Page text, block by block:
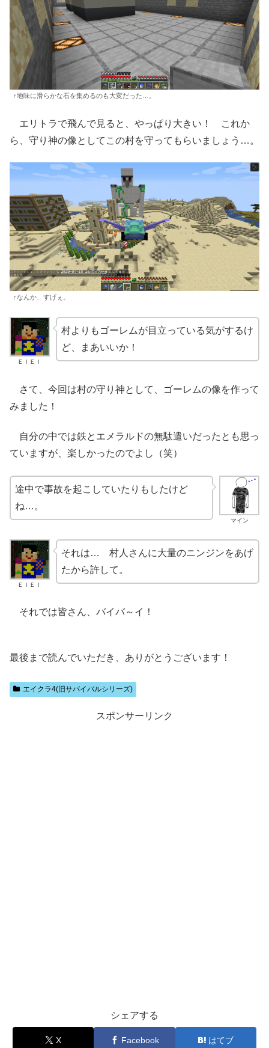
↑地味に滑らかな石を集めるのも大変だった…。
エリトラで飛んで見ると、やっぱり大きい！ これか
ら、守り神の像としてこの村を守ってもらいましょう…。
↑なんか、すげぇ。
ＥＩＥＩ
村よりもゴーレムが目立っている気がするけ
ど、まあいいか！
さて、今回は村の守り神として、ゴーレムの像を作って
みました！
自分の中では鉄とエメラルドの無駄遣いだったとも思っ
ていますが、楽しかったのでよし（笑）
マイン
途中で事故を起こしていたりもしたけど
ね…。
ＥＩＥＩ
それは… 村人さんに大量のニンジンをあげ
たから許して。
それでは皆さん、バイバ～イ！
最後まで読んでいただき、ありがとうございます！
エイクラ4(旧サバイバルシリーズ)
スポンサーリンク
シェアする
X Facebook はてブ